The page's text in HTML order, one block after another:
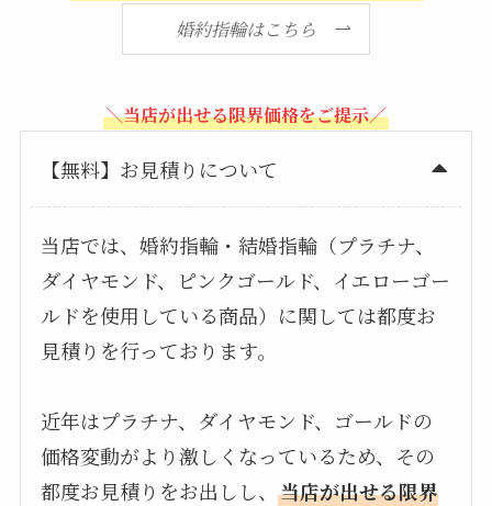
婚約指輪はこちら
＼当店が出せる限界価格をご提示／
【無料】お見積りについて
当店では、婚約指輪・結婚指輪（プラチナ、
ダイヤモンド、ピンクゴールド、イエローゴー
ルドを使用している商品）に関しては都度お
見積りを行っております。
近年はプラチナ、ダイヤモンド、ゴールドの
価格変動がより激しくなっているため、その
都度お見積りをお出しし、 当店が出せる限界